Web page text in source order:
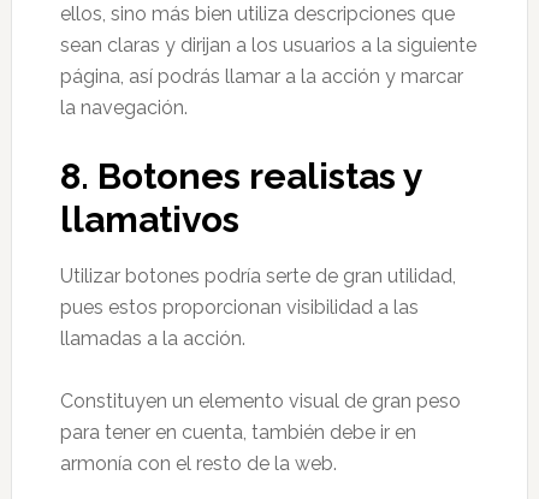
ellos, sino más bien utiliza descripciones que
sean claras y dirijan a los usuarios a la siguiente
página, así podrás llamar a la acción y marcar
la navegación.
8. Botones realistas y
llamativos
Utilizar botones podría serte de gran utilidad,
pues estos proporcionan visibilidad a las
llamadas a la acción.
Constituyen un elemento visual de gran peso
para tener en cuenta, también debe ir en
armonía con el resto de la web.